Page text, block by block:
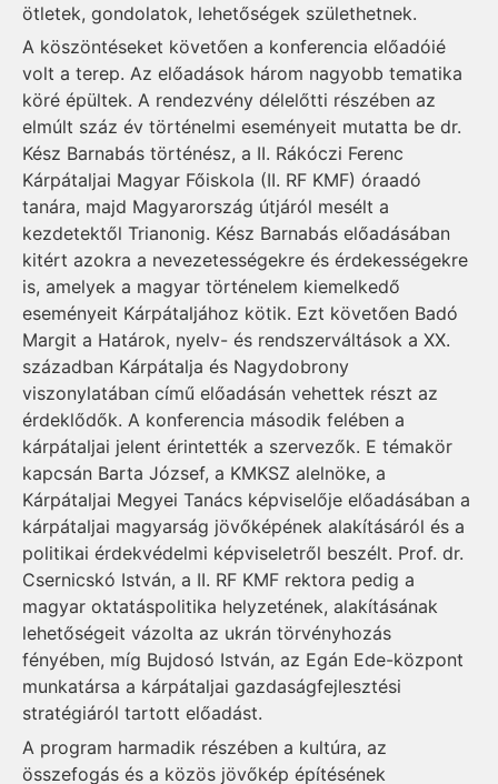
ötletek, gondolatok, lehetőségek születhetnek.
A köszöntéseket követően a konferencia előadóié
volt a terep. Az előadások három nagyobb tematika
köré épültek. A rendezvény délelőtti részében az
elmúlt száz év történelmi eseményeit mutatta be dr.
Kész Barnabás történész, a II. Rákóczi Ferenc
Kárpátaljai Magyar Főiskola (II. RF KMF) óraadó
tanára, majd Magyarország útjáról mesélt a
kezdetektől Trianonig. Kész Barnabás előadásában
kitért azokra a nevezetességekre és érdekességekre
is, amelyek a magyar történelem kiemelkedő
eseményeit Kárpátaljához kötik. Ezt követően Badó
Margit a Határok, nyelv- és rendszerváltások a XX.
században Kárpátalja és Nagydobrony
viszonylatában című előadásán vehettek részt az
érdeklődők. A konferencia második felében a
kárpátaljai jelent érintették a szervezők. E témakör
kapcsán Barta József, a KMKSZ alelnöke, a
Kárpátaljai Megyei Tanács képviselője elő­adásában a
kárpátaljai magyarság jövőképének alakításáról és a
politikai érdekvédelmi képviseletről beszélt. Prof. dr.
Csernicskó István, a II. RF KMF rektora pedig a
magyar oktatáspolitika helyzetének, alakításának
lehetőségeit vázolta az ukrán törvényhozás
fényében, míg Bujdosó István, az Egán Ede-központ
munkatársa a kárpátaljai gazdaságfejlesztési
stratégiáról tartott előadást.
A program harmadik részében a kultúra, az
összefogás és a közös jövőkép építésének